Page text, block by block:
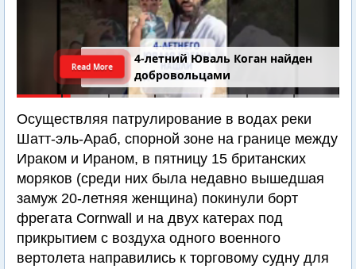
4-летний Юваль Коган найден
добровольцами
Read More
Осуществляя патрулирование в водах реки
Шатт-эль-Араб, спорной зоне на границе между
Ираком и Ираном, в пятницу 15 британских
моряков (среди них была недавно вышедшая
замуж 20-летняя женщина) покинули борт
фрегата Cornwall и на двух катерах под
прикрытием с воздуха одного военного
вертолета направились к торговому судну для